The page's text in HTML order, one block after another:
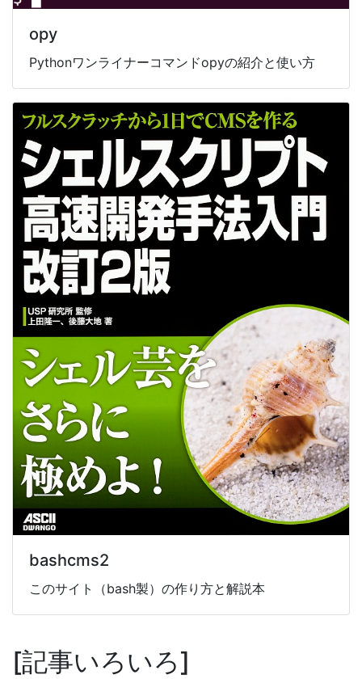
opy
Pythonワンライナーコマンドopyの紹介と使い方
bashcms2
このサイト（bash製）の作り方と解説本
記事いろいろ